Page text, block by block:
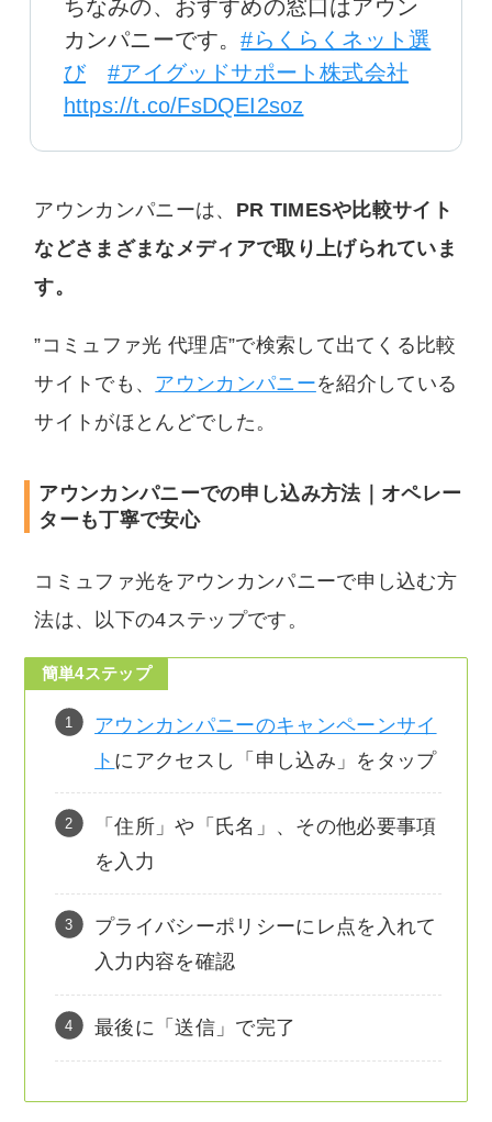
ちなみの、おすすめの窓口はアウン
カンパニーです。#らくらくネット選
び
#アイグッドサポート株式会社
https://t.co/FsDQEI2soz
アウンカンパニーは、 PR TIMESや比較サイト
などさまざまなメディアで取り上げられていま
す。
”コミュファ光 代理店”で検索して出てくる比較
サイトでも、 アウンカンパニーを紹介している
サイトがほとんどでした。
アウンカンパニーでの申し込み方法｜オペレー
ターも丁寧で安心
コミュファ光をアウンカンパニーで申し込む方
法は、以下の4ステップです。
簡単4ステップ
アウンカンパニーのキャンペーンサイ
ト にアクセスし「申し込み」をタップ
「住所」や「氏名」、その他必要事項
を入力
プライバシーポリシーにレ点を入れて
入力内容を確認
最後に「送信」で完了